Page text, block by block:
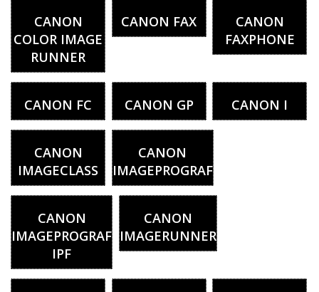
CANON
COLOR IMAGE
RUNNER
CANON FAX
CANON
FAXPHONE
CANON FC CANON GP CANON I
CANON
IMAGECLASS
CANON
IMAGEPROGRAF
CANON
IMAGEPROGRAF
IPF
CANON
IMAGERUNNER